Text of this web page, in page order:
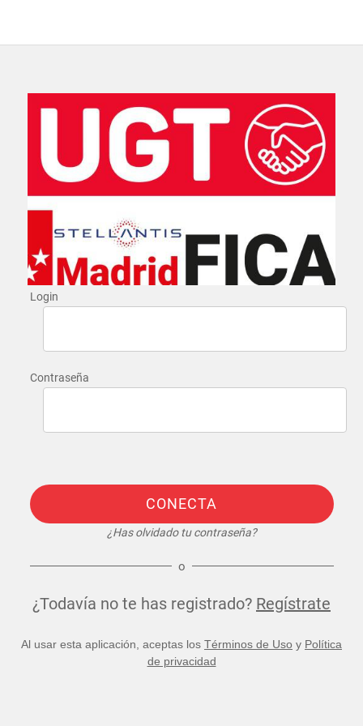
Login
Contraseña
CONECTA
¿Has olvidado tu contraseña?
o
¿Todavía no te has registrado? Regístrate
Al usar esta aplicación, aceptas los Términos de Uso y Política
de privacidad